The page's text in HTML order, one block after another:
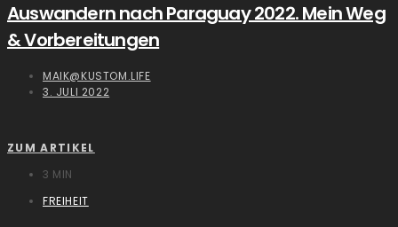
Auswandern nach Paraguay 2022. Mein Weg
& Vorbereitungen
MAIK@KUSTOM.LIFE
3. JULI 2022
ZUM ARTIKEL
3 MIN
FREIHEIT